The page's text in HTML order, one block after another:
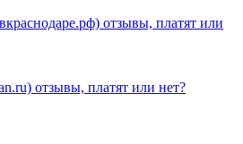
отзывы, платят или
отзывы, платят или нет?